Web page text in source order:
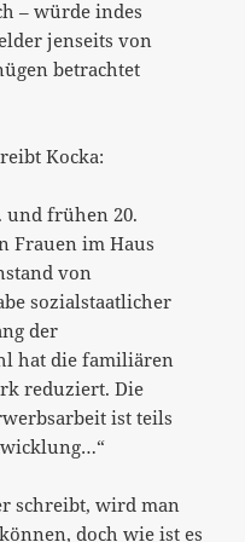
– würde indes
jenseits von
betrachtet
Kocka:
und frühen 20.
Frauen im Haus
von
sozialstaatlicher
der
hat die familiären
reduziert. Die
ist teils
schreibt, wird man
doch wie ist es